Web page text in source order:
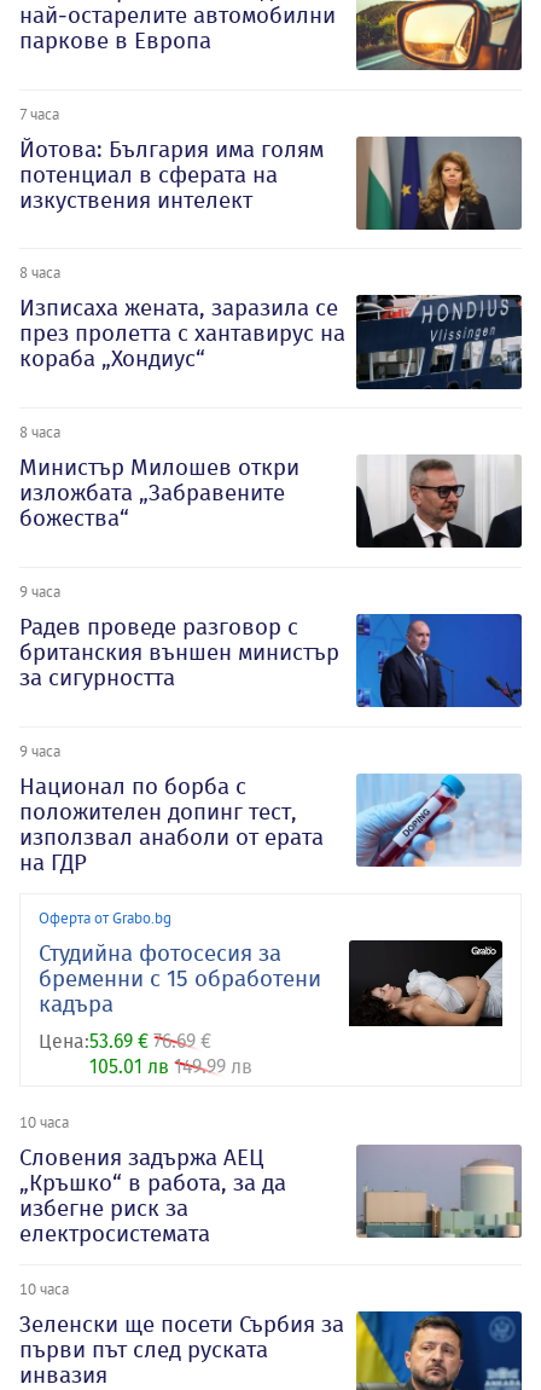
най-остарелите автомобилни
паркове в Европа
7 часа
Йотова: България има голям
потенциал в сферата на
изкуствения интелект
8 часа
Изписаха жената, заразила се
през пролетта с хантавирус на
кораба „Хондиус“
8 часа
Министър Милошев откри
изложбата „Забравените
божества“
9 часа
Радев проведе разговор с
британския външен министър
за сигурността
9 часа
Национал по борба с
положителен допинг тест,
използвал анаболи от ерата
на ГДР
Оферта от Grabo.bg
Студийна фотосесия за
бременни с 15 обработени
кадъра
Цена:53.69 € 76.69 €
105.01 лв 149.99 лв
10 часа
Словения задържа АЕЦ
„Кръшко“ в работа, за да
избегне риск за
електросистемата
10 часа
Зеленски ще посети Сърбия за
първи път след руската
инвазия